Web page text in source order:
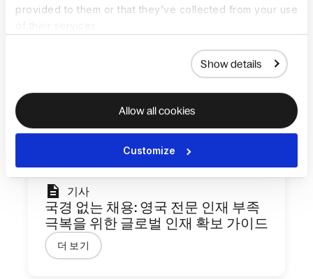
provided to them or that they’ve collected from your use
Show details
Allow all cookies
Customize
기사
국경 없는 채용: 영국 전문 인재 부족
극복을 위한 글로벌 인재 확보 가이드
더 보기